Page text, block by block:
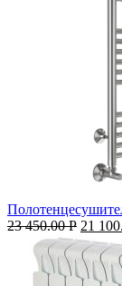
23 450.00Р 21